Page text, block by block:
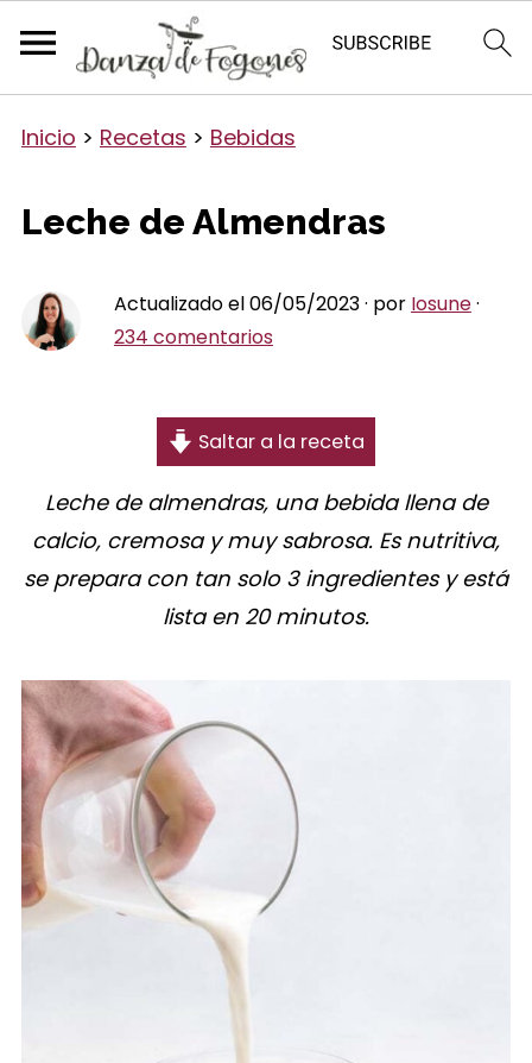
Inicio > Recetas > Bebidas
Leche de Almendras
Actualizado el 06/05/2023 · por Iosune·
234 comentarios
Saltar a la receta
Leche de almendras, una bebida llena de
calcio, cremosa y muy sabrosa. Es nutritiva,
se prepara con tan solo 3 ingredientes y está
lista en 20 minutos.